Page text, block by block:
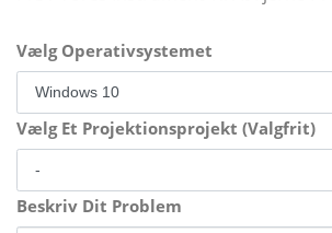
Vælg Operativsystemet
Vælg Et Projektionsprojekt (Valgfrit)
Beskriv Dit Problem